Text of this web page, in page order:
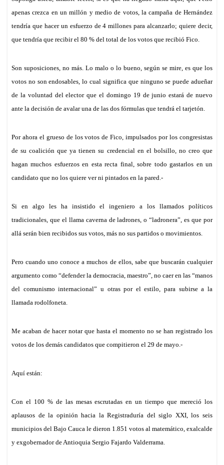
apenas crezca en un millón y medio de votos, la campaña de Hernández
tendría que hacer un esfuerzo de 4 millones para alcanzarlo; quiere decir,
que tendría que recibir el 80 % del total de los votos que recibió Fico.
Son suposiciones, no más. Lo malo o lo bueno, según se mire, es que los
votos no son endosables, lo cual significa que ninguno se puede adueñar
de la voluntad del elector que el domingo 19 de junio estará de nuevo
ante la decisión de avalar una de las dos fórmulas que tendrá el tarjetón.
Por ahora el grueso de los votos de Fico, impulsados por los congresistas
de su coalición que ya tienen su credencial en el bolsillo, no creo que
hagan muchos esfuerzos en esta recta final, sobre todo gastarlos en un
candidato que no los quiere ver ni pintados en la pared.-
Si en algo les ha insistido el ingeniero a los llamados políticos
tradicionales, que el llama caverna de ladrones, o “ladronera”, es que por
allá serán bien recibidos sus votos, más no sus partidos o movimientos.
Pero cuando uno conoce a muchos de ellos, sabe que buscarán cualquier
argumento como “defender la democracia, maestro”, no caer en las “manos
del comunismo internacional” u otras por el estilo, para subirse a la
llamada rodolfoneta.
Me acaban de hacer notar que hasta el momento no se han registrado los
votos de los demás candidatos que compitieron el 29 de mayo.-
Aquí están:
Con el 100 % de las mesas escrutadas en un tiempo que mereció los
aplausos de la opinión hacia la Registraduría del siglo XXI, los seis
municipios del Bajo Cauca le dieron 1.851 votos al matemático, exalcalde
y exgobernador de Antioquia Sergio Fajardo Valderrama.